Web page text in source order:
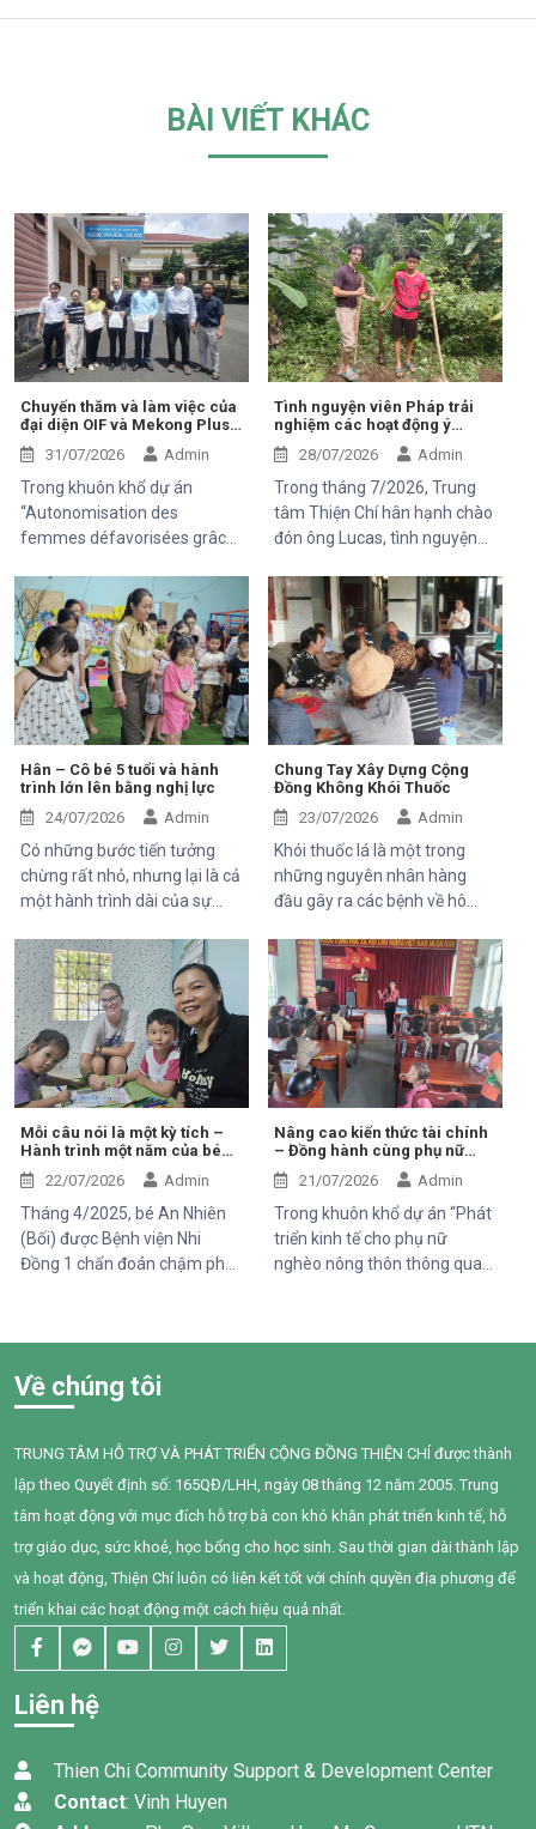
BÀI VIẾT KHÁC
Chuyến thăm và làm việc của
đại diện OIF và Mekong Plus
tại cộng đồng dự án
31/07/2026 Admin
Trong khuôn khổ dự án
“Autonomisation des
femmes défavorisées grâce
économique et à l'accès aux
soins de santé 2025–2028”,
Trung tâm Thiện Chí vinh dự
đón tiếp ông Kaloyan Kolev,
đại diện đơn vị tài trợ
Organisation internationale
de la Francophonie (OIF), và
ông Bernard Kervyn, đại diện
Mekong Plus, trong chuyến
công tác tại xã Tánh Linh, Bắc
Ruộng và Hàm Kiệm, tỉnh
Lâm Đồng.
Tình nguyện viên Pháp trải
nghiệm các hoạt động ý
nghĩa tại Trung tâm Thiện Chí
28/07/2026 Admin
Trong tháng 7/2026, Trung
tâm Thiện Chí hân hạnh chào
đón ông Lucas, tình nguyện
chuyến thăm và trải nghiệm
các hoạt động của dự án do
Mekong Plus tài trợ tại địa
phương.
Hân – Cô bé 5 tuổi và hành
trình lớn lên bằng nghị lực
24/07/2026
Admin
Có những bước tiến tưởng
chừng rất nhỏ, nhưng lại là cả
một hành trình dài của sự
vọng. Hân, cô bé 5 tuổi với nụ
cười trong trẻo, đã đến với
Trung tâm trong những ngày
đầu mang theo rất nhiều thử
thách. Ngay từ khi chào đời,
em phải đối mặt với nhiều vấn
đề về sức khỏe, khiến quá
trình phát triển chậm hơn so
với các bạn cùng trang lứa.
Những điều tưởng như rất
bình thường đối với một đứa
trẻ lại là những cột mốc đầy
gian nan đối với em.
Chung Tay Xây Dựng Cộng
Đồng Không Khói Thuốc
23/07/2026
Admin
Khói thuốc lá là một trong
những nguyên nhân hàng
đầu gây ra các bệnh về hô
Điều đáng lo ngại là không chỉ
người hút thuốc bị ảnh hưởng
mà những người xung quanh,
đặc biệt là trẻ em, phụ nữ
mang thai và người cao tuổi,
cũng phải đối mặt với nhiều
nguy cơ sức khỏe do hít phải
khói thuốc thụ động.
Mỗi câu nói là một kỳ tích –
Hành trình một năm của bé
An Nhiên (Bối)
22/07/2026 Admin
Tháng 4/2025, bé An Nhiên
(Bối) được Bệnh viện Nhi
Đồng 1 chẩn đoán chậm phát
gặp nhiều khó khăn trong
đạt nhu cầu của mình. Sau
một năm can thiệp với sự
đồng hành tận tâm của các
cô giáo, sự kiên trì của gia
đình và nỗ lực không ngừng
của chính Bối, em đã có
những bước tiến đầy tự hào.
Nâng cao kiến thức tài chính
– Đồng hành cùng phụ nữ
phát triển sinh kế bền vững
21/07/2026 Admin
Trong khuôn khổ dự án “Phát
triển kinh tế cho phụ nữ
nghèo nông thôn thông qua
khỏe giai đoạn 2025–2028”
kiến thức về quản lý chi tiêu
trong gia đình cho 95 phụ nữ
tại xã Tân Thành,Hàm Thuận
Nam.
Về chúng tôi
TRUNG TÂM HỖ TRỢ VÀ PHÁT TRIỂN CỘNG ĐỒNG THIỆN CHÍ được thành
lập theo Quyết định số: 165QĐ/LHH, ngày 08 tháng 12 năm 2005. Trung
tâm hoạt động với mục đích hỗ trợ bà con khó khăn phát triển kinh tế, hỗ
trợ giáo dục, sức khoẻ, học bổng cho học sinh. Sau thời gian dài thành lập
và hoạt động, Thiện Chí luôn có liên kết tốt với chính quyền địa phương để
triển khai các hoạt động một cách hiệu quả nhất.
Liên hệ
Thien Chi Community Support & Development Center
Contact: Vinh Huyen